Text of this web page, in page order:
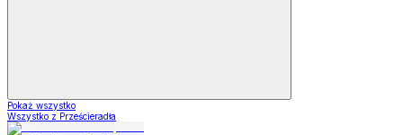
Pokaż wszystko
Wszystko z Prześcieradła